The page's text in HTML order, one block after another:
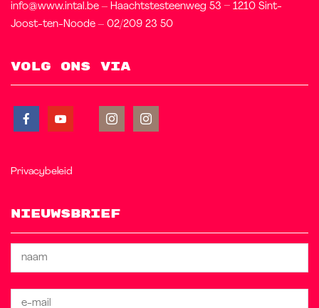
info@www.intal.be – Haachtstesteenweg 53 – 1210 Sint-
Joost-ten-Noode – 02/209 23 50
Volg ons via
Privacybeleid
Nieuwsbrief